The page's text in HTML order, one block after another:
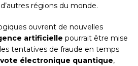
régions du monde.
ouvrent de nouvelles
artificielle pourrait être mise
tentatives de fraude en temps
vote électronique quantique,